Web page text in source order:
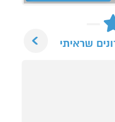
שראיתי